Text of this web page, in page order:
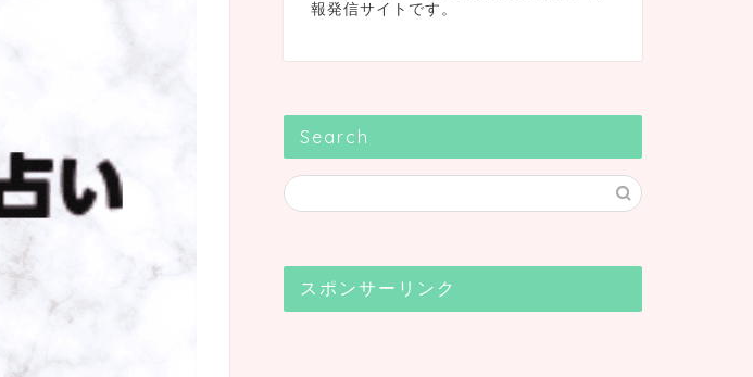
報発信サイトです。
Search
スポンサーリンク